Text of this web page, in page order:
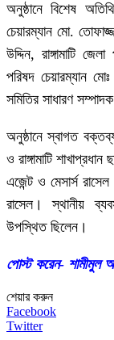
অনুষ্ঠানে বিশেষ
চেয়ারম্যান মো.
উদ্দিন, রাঙ্গামাটি
পরিষদ চেয়ারম্যান
সমিতির সাধারণ
অনুষ্ঠানে স্বাগত বক্তব্য
ও রাঙ্গামাটি
এজেন্ট ও মেসার্স
রাসেল। স্থানীয়
উপস্থিত ছিলেন।
পোস্ট করেন- শামীমুল
শেয়ার করুন
Facebook
Twitter